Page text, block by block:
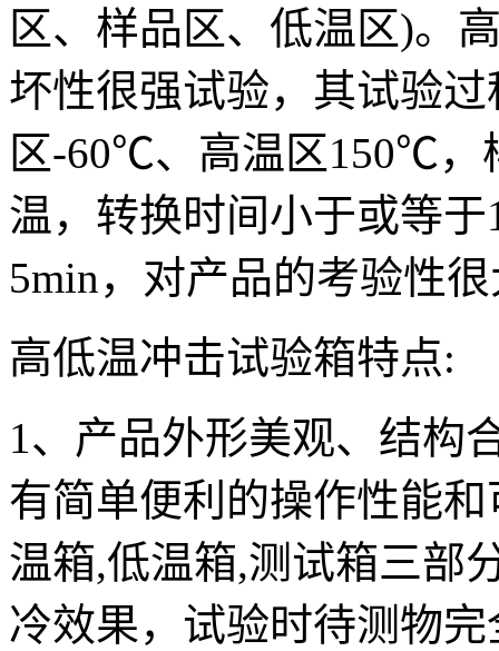
区、样品区、低温区)。
坏性很强试验，其试验
区-60℃、高温区150℃，
温，转换时间小于或等
5min，对产品的考验性
高低温冲击试验箱特点:
1、产品外形美观、结构
有简单便利的操作性能
温箱,低温箱,测试箱三部
冷效果，试验时待测物